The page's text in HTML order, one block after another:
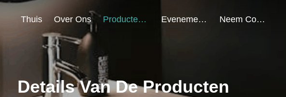
Thuis Over Ons Producten Evenementen Neem Contact Met Ons Op
Details Van De Producten